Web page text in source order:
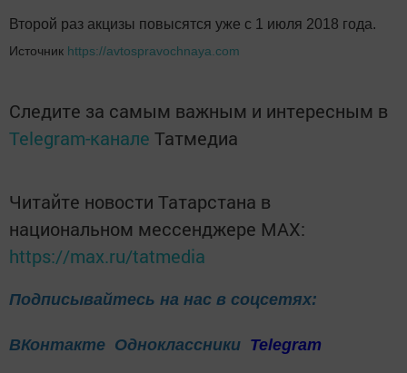
Второй раз акцизы повысятся уже с 1 июля 2018 года.
Источник https://avtospravochnaya.com
Следите за самым важным и интересным в
Telegram-канале Татмедиа
Читайте новости Татарстана в
национальном мессенджере MАХ:
https://max.ru/tatmedia
Подписывайтесь на нас в соцсетях:
ВКонтакте Одноклассники Telegram